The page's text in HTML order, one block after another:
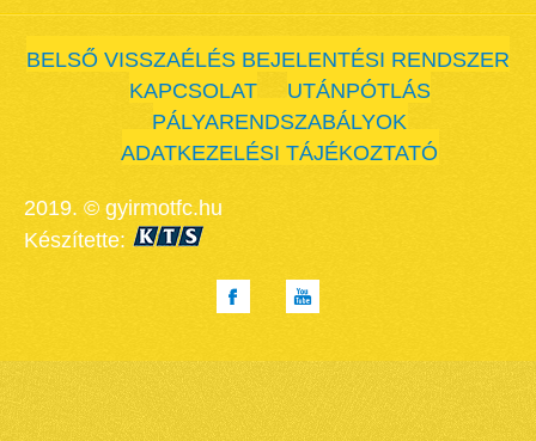
BELSŐ VISSZAÉLÉS BEJELENTÉSI RENDSZER
KAPCSOLAT
UTÁNPÓTLÁS
PÁLYARENDSZABÁLYOK
ADATKEZELÉSI TÁJÉKOZTATÓ
2019. © gyirmotfc.hu
Készítette: